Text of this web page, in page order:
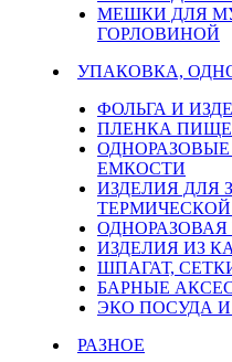
МЕШКИ ДЛЯ
ГОРЛОВИНОЙ
УПАКОВКА,
ФОЛЬГА И
ПЛЕНКА
ЕМКОСТИ
ИЗДЕЛИЯ ДЛЯ
ОДНОРАЗОВАЯ
ИЗДЕЛИЯ ИЗ
ШПАГАТ,
БАРНЫЕ
ЭКО ПОСУДА
РАЗНОЕ